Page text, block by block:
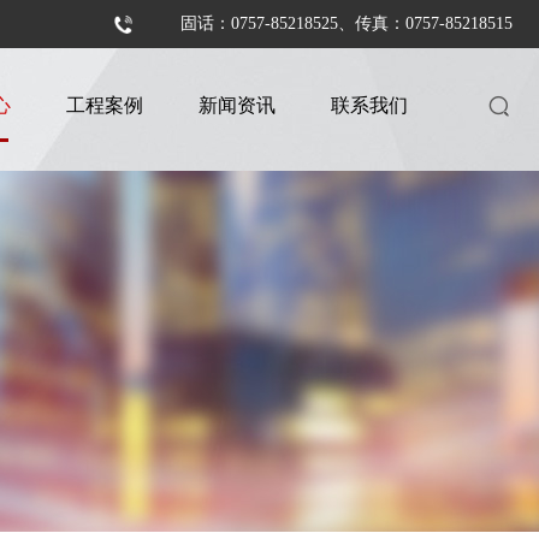
固话：0757-85218525、传真：0757-85218515
工程案例 新闻资讯 联系我们